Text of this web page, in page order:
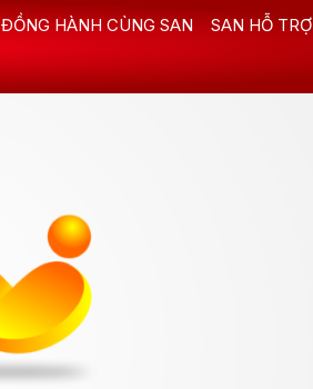
ĐỒNG HÀNH CÙNG SAN SAN HỖ TRỢ